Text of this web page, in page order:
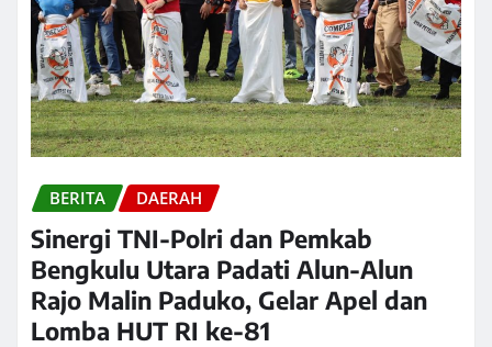
BERITA DAERAH
Sinergi TNI-Polri dan Pemkab
Bengkulu Utara Padati Alun-Alun
Rajo Malin Paduko, Gelar Apel dan
Lomba HUT RI ke-81